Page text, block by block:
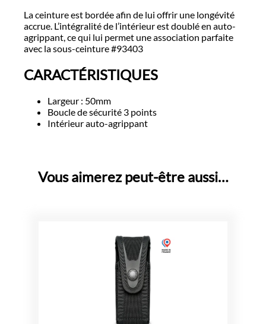
La ceinture est bordée afin de lui offrir une longévité
accrue. L’intégralité de l’intérieur est doublé en auto-
agrippant, ce qui lui permet une association parfaite
avec la sous-ceinture #93403
CARACTÉRISTIQUES
Largeur : 50mm
Boucle de sécurité 3 points
Intérieur auto-agrippant
Vous aimerez peut-être aussi…